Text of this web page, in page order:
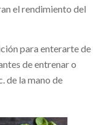
el rendimiento del
para enterarte de
de entrenar o
de la mano de